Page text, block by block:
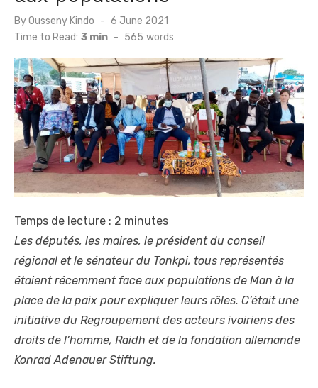
ByOusseny Kindo
Posted
6 June 2021
Time to Read: 3 min - 565 words
Temps de lecture : 2 minutes
Les députés, les maires, le président du conseil
régional et le sénateur du Tonkpi, tous représentés
étaient récemment face aux populations de Man à la
place de la paix pour expliquer leurs rôles. C’était une
initiative du Regroupement des acteurs ivoiriens des
droits de l’homme, Raidh et de la fondation allemande
Konrad Adenauer Stiftung.